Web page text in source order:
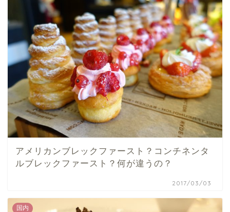
アメリカンブレックファースト？コンチネンタ
ルブレックファースト？何が違うの？
2017/03/03
国内